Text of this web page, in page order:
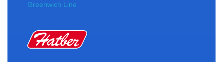
Greenwich Line